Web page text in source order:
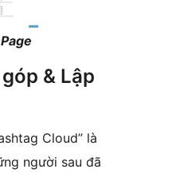
& Lập
Cloud” là
người sau đã